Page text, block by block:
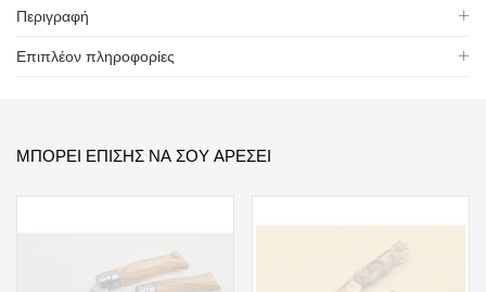
Περιγραφή
Επιπλέον πληροφορίες
ΜΠΟΡΕΊ ΕΠΊΣΗΣ ΝΑ ΣΟΥ ΑΡΈΣΕΙ